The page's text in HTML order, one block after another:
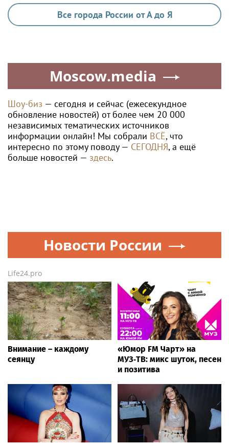
Все города России от А до Я
Moscow.media
Шоу-биз — сегодня и сейчас (ежесекундное
обновление новостей) от более чем 20 000
независимых тематических источников
информации онлайн! Мы собрали ВСЁ, что
интересно по этому поводу — СЕГОДНЯ, а ещё
больше новостей — здесь.
Новости России
Life24.pro
Внимание – каждому
сеянцу
«Юмор FM Чарт» на
МУЗ‑ТВ: микс шуток, песен
и позитива